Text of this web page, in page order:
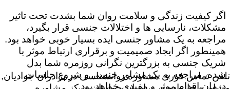
اگر کیفیت زندگی و سلامت روان شما بشدت تحت تاثیر
مشکلات، نارسایی ها و اختلالات جنسی قرار بگیرد،
مراجعه به یک مشاور جنسی ایده بسیار خوبی خواهد بود.
همینطور اگر ایجاد صمیمیت و برقراری ارتباط موثر با
شریک جنسی به بزرگترین نگرانی روزمره شما بدل
شده، مراجعه به یک مشاور جنسی و شروع جلسات
درمان اقدام موثر و مفیدی خواهد بود.
تلفن تماس فوریمشاوره روانشناسی در برادران جوادیان,